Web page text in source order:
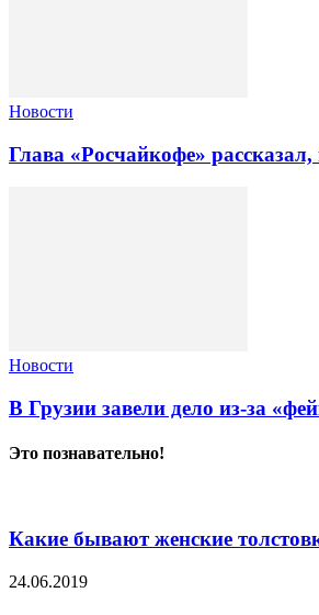
Новости
Глава «Росчайкофе»
Новости
В Грузии завели дело из-за
Это познавательно!
Какие бывают женские
24.06.2019